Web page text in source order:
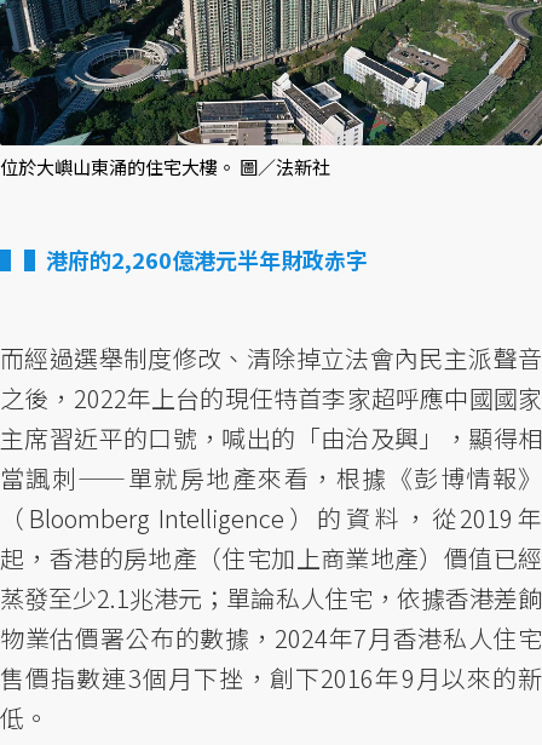
位於大嶼山東涌的住宅大樓。 圖／法新社
▌港府的2,260億港元半年財政赤字
而經過選舉制度修改、清除掉立法會內民主派聲音
之後，2022年上台的現任特首李家超呼應中國國家
主席習近平的口號，喊出的「由治及興」，顯得相
當諷刺——單就房地產來看，根據《彭博情報》
（Bloomberg Intelligence）的資料，從2019年
起，香港的房地產（住宅加上商業地產）價值已經
蒸發至少2.1兆港元；單論私人住宅，依據香港差餉
物業估價署公布的數據，2024年7月香港私人住宅
售價指數連3個月下挫，創下2016年9月以來的新
低。